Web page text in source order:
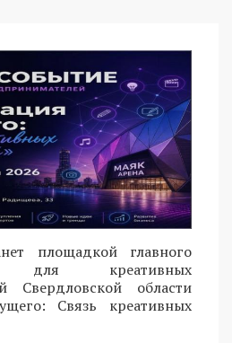
площадкой главного
для креативных
Свердловской области
Связь креативных